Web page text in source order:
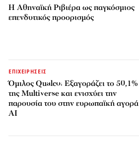
Η Αθηναϊκή Ριβιέρα ως παγκόσμιος
επενδυτικός προορισμός
ΕΠΙΧΕΙΡΗΣΕΙΣ
Όμιλος Qualco: Εξαγοράζει το 50,1%
της Multiverse και ενισχύει την
παρουσία του στην ευρωπαϊκή αγορά
AI